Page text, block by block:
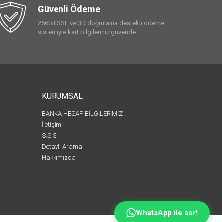
Güvenli Ödeme
256bit SSL ve 3D doğrulama destekli ödeme
sistemiyle kart bilgileriniz güvende.
KURUMSAL
BANKA HESAP BİLGİLERİMİZ
İletişim
S.S.S.
Detaylı Arama
Hakkımızda
WhatsApp ile sor!